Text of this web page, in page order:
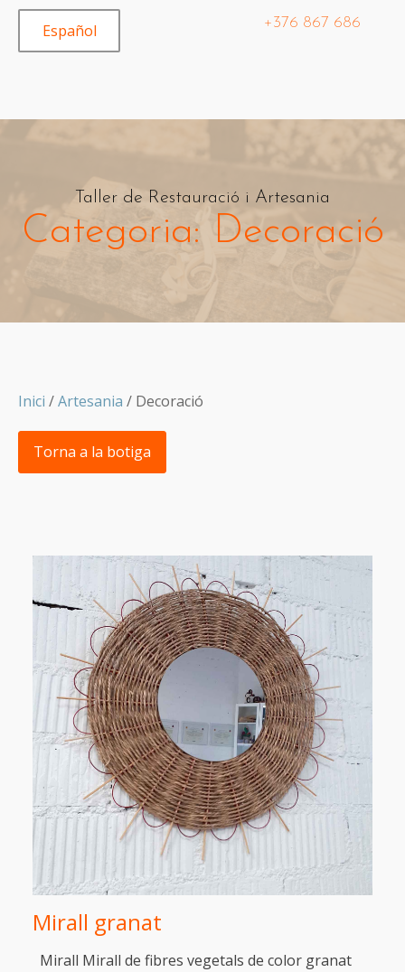
Español +376 867 686
Taller de Restauració i Artesania
Categoria: Decoració
Inici /Artesania / Decoració
Torna a la botiga
Mirall granat
Mirall Mirall de fibres vegetals de color granat